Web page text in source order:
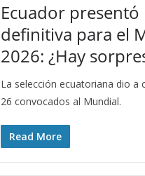
Ecuador presentó
definitiva para el
2026: ¿Hay
La selección ecuatoriana dio a
26 convocados al Mundial.
Read More